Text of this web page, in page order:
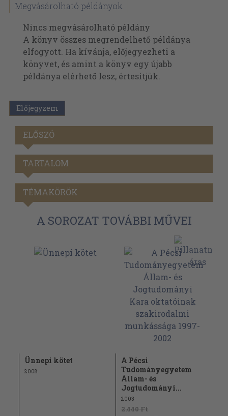
Megvásárolható példányok
Nincs megvásárolható példány
A könyv összes megrendelhető példánya
elfogyott. Ha kívánja, előjegyezheti a
könyvet, és amint a könyv egy újabb
példánya elérhető lesz, értesítjük.
Előjegyzem
ELŐSZÓ
TARTALOM
TÉMAKÖRÖK
A SOROZAT TOVÁBBI MŰVEI
Ünnepi kötet
2008
A Pécsi
Tudományegyetem
Állam- és
Jogtudományi...
2003
2.440 Ft